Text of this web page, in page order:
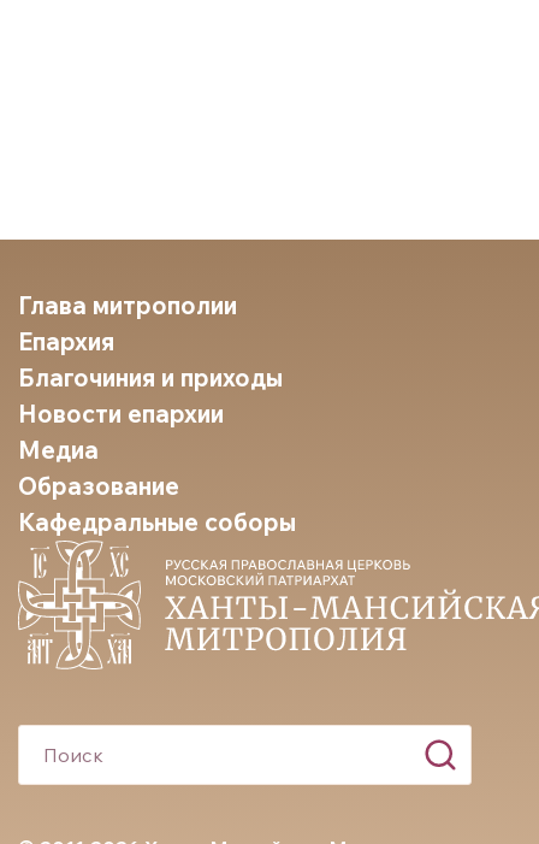
Глава митрополии
Епархия
Благочиния и приходы
Новости епархии
Медиа
Образование
Кафедральные соборы